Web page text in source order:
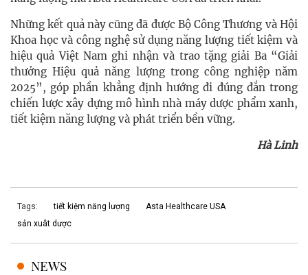
Những kết quả này cũng đã được Bộ Công Thương và Hội
Khoa học và công nghệ sử dụng năng lượng tiết kiệm và
hiệu quả Việt Nam ghi nhận và trao tặng giải Ba “Giải
thưởng Hiệu quả năng lượng trong công nghiệp năm
2025”, góp phần khẳng định hướng đi đúng đắn trong
chiến lược xây dựng mô hình nhà máy dược phẩm xanh,
tiết kiệm năng lượng và phát triển bền vững.
Hà Linh
Tags: tiết kiệm năng lượng
Asta Healthcare USA
sản xuât dược
NEWS